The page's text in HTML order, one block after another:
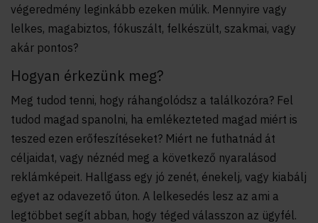
végeredmény leginkább ezeken múlik. Mennyire vagy
lelkes, magabiztos, fókuszált, felkészült, szakmai, vagy
akár pontos?
Hogyan érkezünk meg?
Meg tudod tenni, hogy ráhangolódsz a találkozóra? Fel
tudod magad spanolni, ha emlékezteted magad miért is
teszed ezen erőfeszítéseket? Miért ne futhatnád át
céljaidat, vagy néznéd meg a következő nyaralásod
reklámképeit. Hallgass egy jó zenét, énekelj, vagy kiabálj
egyet az odavezető úton. A lelkesedés lesz az ami a
legtöbbet segít abban, hogy téged válasszon az ügyfél.